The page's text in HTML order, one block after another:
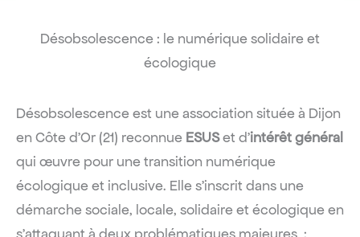
Désobsolescence : le numérique solidaire et
écologique
Désobsolescence est une association située à Dijon
en Côte d’Or (21) reconnue ESUSet d’intérêt général
qui œuvre pour une transition numérique
écologique et inclusive. Elle s’inscrit dans une
démarche sociale, locale, solidaire et écologique en